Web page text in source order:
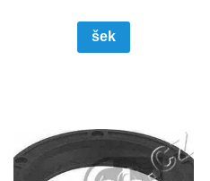
šek